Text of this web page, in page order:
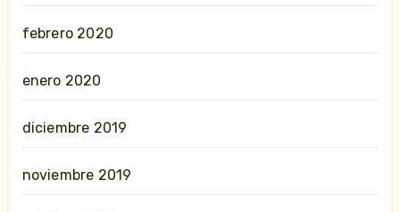
febrero 2020
enero 2020
diciembre 2019
noviembre 2019